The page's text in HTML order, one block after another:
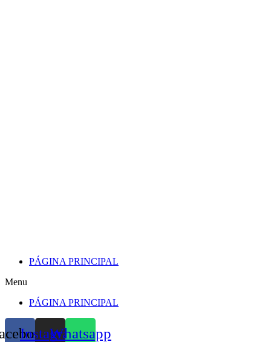
PÁGINA PRINCIPAL
Menu
PÁGINA PRINCIPAL
InstagramWhatsapp